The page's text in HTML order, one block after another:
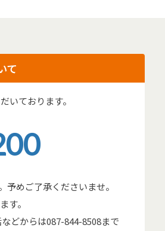
て
いております。
予めご了承くださいませ。
す。
どからは087-844-8508まで